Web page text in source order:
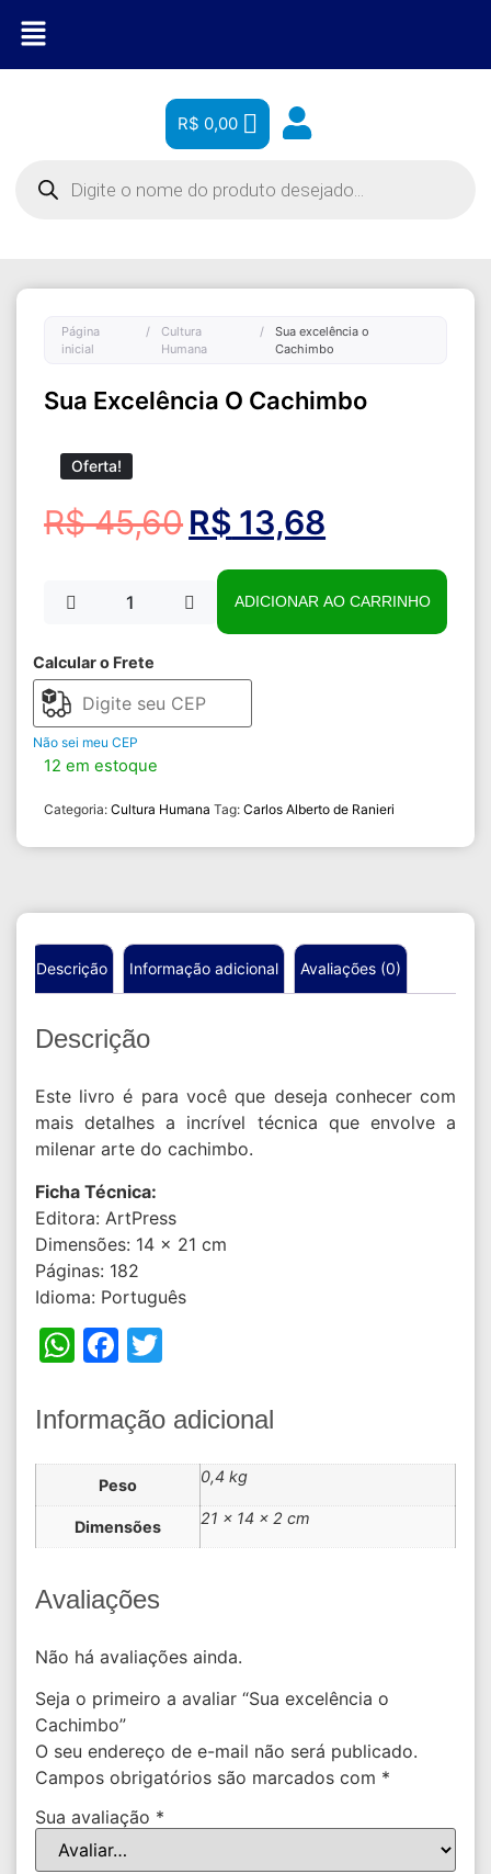
R$ 0,00
Página
inicial
/
Cultura
Humana
/
Sua excelência o
Cachimbo
Sua Excelência O Cachimbo
Oferta!
R$45,60R$ 13,68
ADICIONAR AO CARRINHO
Calcular o Frete
Não sei meu CEP
12 em estoque
Categoria:Cultura Humana Tag:Carlos Alberto de Ranieri
Descrição Informação adicional Avaliações (0)
Descrição
Este livro é para você que deseja conhecer com
mais detalhes a incrível técnica que envolve a
milenar arte do cachimbo.
Ficha Técnica:
Editora: ArtPress
Dimensões: 14 x 21 cm
Páginas: 182
Idioma: Português
WhatsApp
Facebook
Twitter
Informação adicional
Peso 0,4 kg
Dimensões 21 × 14 × 2 cm
Avaliações
Não há avaliações ainda.
Seja o primeiro a avaliar “Sua excelência o
Cachimbo”
O seu endereço de e-mail não será publicado.
Campos obrigatórios são marcados com *
Sua avaliação *